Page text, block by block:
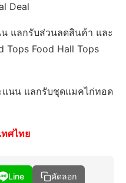
Deal
แลกรับส่วนลดสินค้า และ
Tops Food Hall Tops
แนน แลกรับชุดแมคไก่ทอด
ทศไทย
Line คัดลอก